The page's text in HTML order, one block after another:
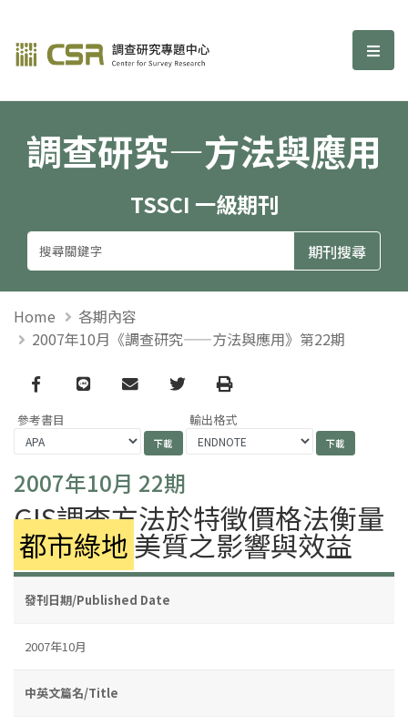
調查研究—方法與應用期刊 選
調查研究—方法與應用
TSSCI 一級期刊
Home
各期內容
2007年10月《調查研究——方法與應用》第22期
Facebook
line email TwitterPrint
參考書目 輸出格式
2007年10月 22期
GIS調查方法於特徵價格法衡量
都市綠地美質之影響與效益
發刊日期/Published Date
2007年10月
中英文篇名/Title